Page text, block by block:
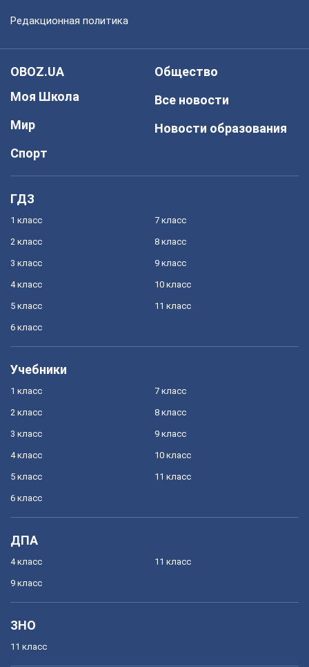
Редакционная политика
OBOZ.UA
Моя Школа
Мир
Спорт
Общество
Все новости
Новости образования
ГДЗ
1 класс
2 класс
3 класс
4 класс
5 класс
6 класс
7 класс
8 класс
9 класс
10 класс
11 класс
Учебники
1 класс
2 класс
3 класс
4 класс
5 класс
6 класс
7 класс
8 класс
9 класс
10 класс
11 класс
ДПА
4 класс
9 класс
11 класс
ЗНО
11 класс